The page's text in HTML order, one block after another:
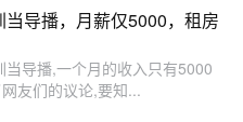
导播，月薪仅5000，租房
导播,一个月的收入只有5000
友们的议论,要知...